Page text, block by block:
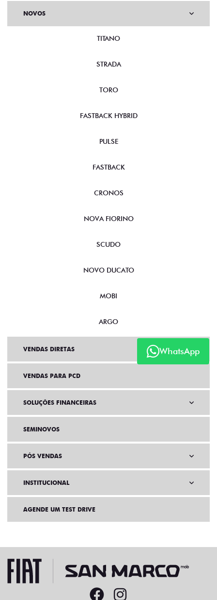
WhatsApp
NOVOS
TITANO
STRADA
TORO
FASTBACK HYBRID
PULSE
FASTBACK
CRONOS
NOVA FIORINO
SCUDO
NOVO DUCATO
MOBI
ARGO
VENDAS DIRETAS
VENDAS PARA PCD
SOLUÇÕES FINANCEIRAS
SEMINOVOS
PÓS VENDAS
INSTITUCIONAL
AGENDE UM TEST DRIVE